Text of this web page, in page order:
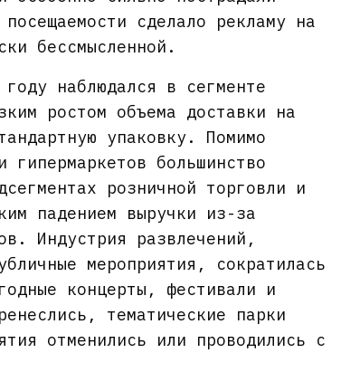
сделало рекламу на
бессмысленной.
наблюдался в сегменте
ростом объема доставки на
упаковку. Помимо
большинство
розничной торговли и
падением выручки из-за
Индустрия развлечений,
мероприятия, сократилась
концерты, фестивали и
тематические парки
отменились или проводились с